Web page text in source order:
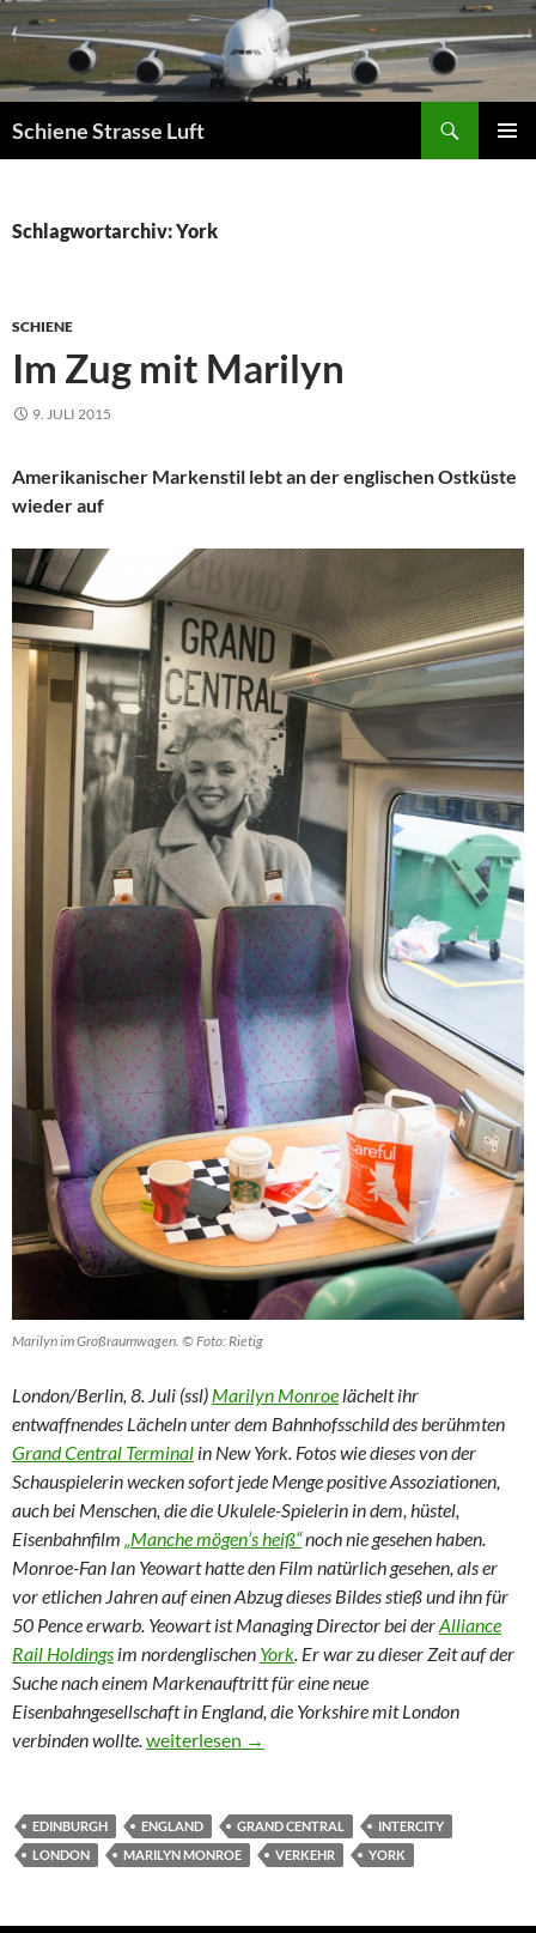
Zum
Inhalt
springen
Schiene Strasse Luft
Schlagwortarchiv: York
SCHIENE
Im Zug mit Marilyn
9. JULI 2015
Amerikanischer Markenstil lebt an der englischen Ostküste
wieder auf
Marilyn im Großraumwagen. © Foto: Rietig
London/Berlin, 8. Juli (ssl) Marilyn Monroe lächelt ihr
entwaffnendes Lächeln unter dem Bahnhofsschild des berühmten
Grand Central Terminal in New York. Fotos wie dieses von der
Schauspielerin wecken sofort jede Menge positive Assoziationen,
auch bei Menschen, die die Ukulele-Spielerin in dem, hüstel,
Eisenbahnfilm „Manche mögen’s heiß“noch nie gesehen haben.
Monroe-Fan Ian Yeowart hatte den Film natürlich gesehen, als er
vor etlichen Jahren auf einen Abzug dieses Bildes stieß und ihn für
50 Pence erwarb. Yeowart ist Managing Director bei derAlliance
Rail Holdings im nordenglischen York. Er war zu dieser Zeit auf der
Suche nach einem Markenauftritt für eine neue
Eisenbahngesellschaft in England, die Yorkshire mit London
verbinden wollte.Im Zug mit Marilyn
weiterlesen →
EDINBURGH ENGLAND GRAND CENTRAL
INTERCITY
LONDON
MARILYN MONROE VERKEHR YORK